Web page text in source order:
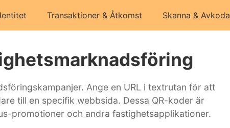
Transaktioner & Åtkomst Skanna & Avkoda
Ange en URL i textrutan för att
till en specifik webbsida. Dessa QR-koder är
promotioner och andra fastighetsapplikationer.